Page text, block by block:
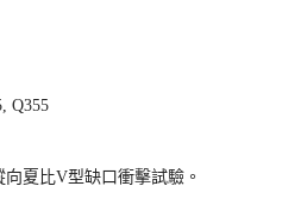
Q355
夏比V型缺口衝擊試驗。